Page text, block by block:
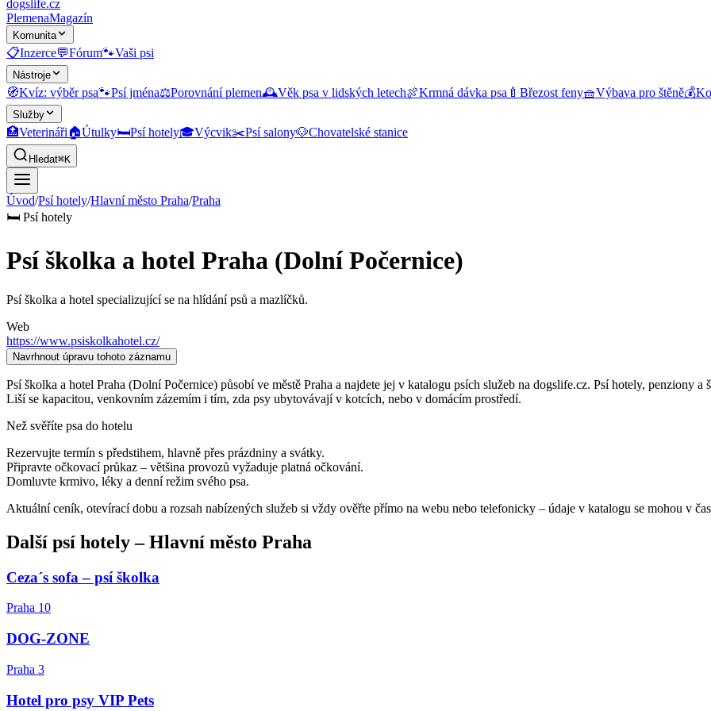
dogslife.cz
PlemenaMagazín
Komunita
📋Inzerce💬Fórum🐾Vaši psi
Nástroje
🧭Kvíz: výběr psa🐾Psí jména⚖️Porovnání plemen🕰️Věk psa v lidských letech🍖Krmná dávka psa 🍼 Březost feny🧺Výbava pro štěně💰
Služby
🏥Veterináři🏠Útulky🛏️Psí hotely🎓Výcvik✂️Psí salony🐶Chovatelské stanice
Hledat⌘K
Úvod/Psí hotely/Hlavní město Praha/Praha
🛏️ Psí hotely
Psí školka a hotel Praha (Dolní Počernice)
Psí školka a hotel specializující se na hlídání psů a mazlíčků.
Web
https://www.psiskolkahotel.cz/
Navrhnout úpravu tohoto záznamu
Psí školka a hotel Praha (Dolní Počernice) působí ve městě Praha a najdete jej v katalogu psích služeb na dogslife.cz. Psí hotely, penziony
Liší se kapacitou, venkovním zázemím i tím, zda psy ubytovávají v kotcích, nebo v domácím prostředí.
Než svěříte psa do hotelu
Rezervujte termín s předstihem, hlavně přes prázdniny a svátky.
Připravte očkovací průkaz – většina provozů vyžaduje platná očkování.
Domluvte krmivo, léky a denní režim svého psa.
Aktuální ceník, otevírací dobu a rozsah nabízených služeb si vždy ověřte přímo na webu nebo telefonicky – údaje v katalogu se mohou v
Další psí hotely–Hlavní město Praha
Ceza´s sofa – psí školka
Praha 10
DOG-ZONE
Praha 3
Hotel pro psy VIP Pets